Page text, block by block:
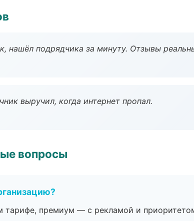
нашёл подрядчика за минуту. Отзывы
выручил, когда интернет пропал.
вопросы
тарифе, премиум — с рекламой и